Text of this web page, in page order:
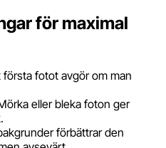
för maximal
första fotot avgör om man
eller bleka foton ger
förbättrar den